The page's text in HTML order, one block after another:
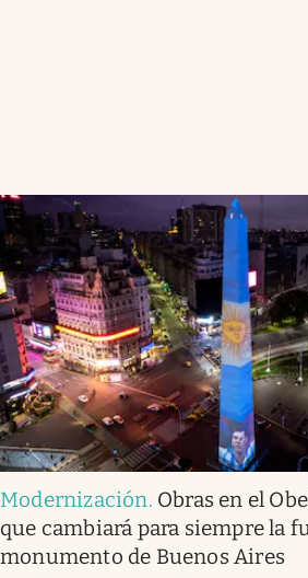
Modernización. Obras en el
que cambiará para siempre la
monumento de Buenos Aires